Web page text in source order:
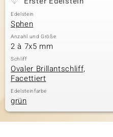
Edelstein
Sphen
Anzahl und Größe
2 à 7x5 mm
Schliff
Ovaler Brillantschliff,
Facettiert
Edelsteinfarbe
grün